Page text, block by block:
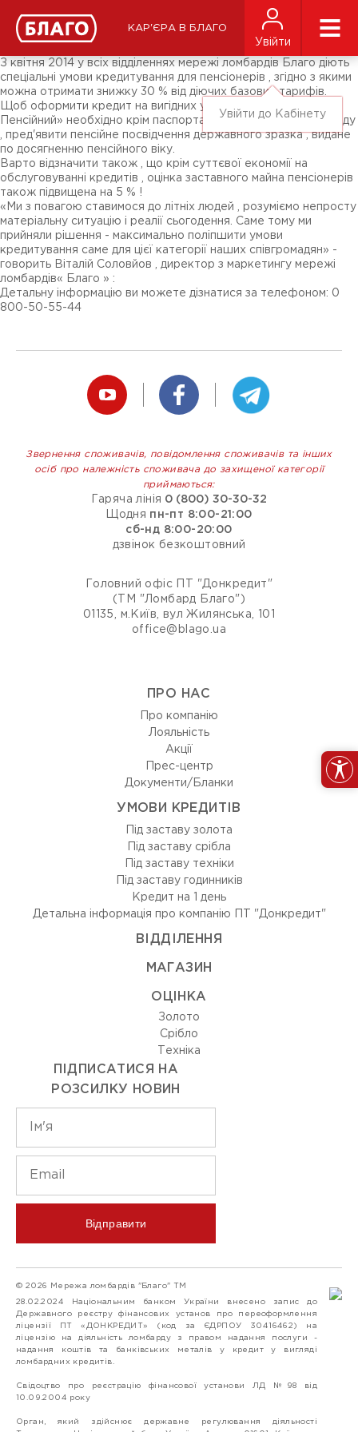
КАР'ЄРА В БЛАГО
Увійти
Увійти до Кабінету
ЗМІ про нас
Підписники соц-мереж
Ярмарки
З квітня 2014 у всіх відділеннях мережі ломбардів Благо діють
спеціальні умови кредитування для пенсіонерів , згідно з якими
можна отримати знижку 30 % від діючих базових тарифів.
Щоб оформити кредит на вигідних умовах за тарифом «
Пенсійний» необхідно крім паспорта та ідентифікаційного коду
, пред'явити пенсійне посвідчення державного зразка , видане
по досягненню пенсійного віку.
Варто відзначити також , що крім суттєвої економії на
обслуговуванні кредитів , оцінка заставного майна пенсіонерів
також підвищена на 5 % !
«Ми з повагою ставимося до літніх людей , розуміємо непросту
матеріальну ситуацію і реалії сьогодення. Саме тому ми
прийняли рішення - максимально поліпшити умови
кредитування саме для цієї категорії наших співгромадян» -
говорить Віталій Соловйов , директор з маркетингу мережі
ломбардів« Благо » :
Детальну інформацію ви можете дізнатися за телефоном: 0
800-50-55-44
Звернення споживачів, повідомлення споживачів та інших
осіб про належність споживача до захищеної категорії
приймаються:
Гаряча лінія 0 (800) 30-30-32
Щодня пн-пт 8:00-21:00
сб-нд 8:00-20:00
дзвінок безкоштовний
Головний офіс ПТ "Донкредит"
(ТМ "Ломбард Благо")
01135, м.Київ, вул Жилянська, 101
office@blago.ua
ПРО НАС
Про компанію
Лояльність
Акції
Прес-центр
Документи/Бланки
УМОВИ КРЕДИТІВ
Під заставу золота
Під заставу срібла
Під заставу техніки
Під заставу годинників
Кредит на 1 день
Детальна інформація про компанію ПТ "Донкредит"
ВIДДIЛЕННЯ
МАГАЗИН
ОЦIНКА
Золото
Срiбло
Технiка
ПІДПИСАТИСЯ НА
РОЗСИЛКУ НОВИН
Відправити
© 2026 Мережа ломбардів "Благо" ТМ
28.02.2024 Національним банком України внесено запис до
Державного реєстру фінансових установ про переоформлення
ліцензії ПТ «ДОНКРЕДИТ» (код за ЄДРПОУ 30416462) на
ліцензію на діяльність ломбарду з правом надання послуги -
надання коштів та банківських металів у кредит у вигляді
ломбардних кредитів.
Свідоцтво про реєстрацію фінансової установи ЛД №98 від
10.09.2004 року
Орган, який здійснює державне регулювання діяльності